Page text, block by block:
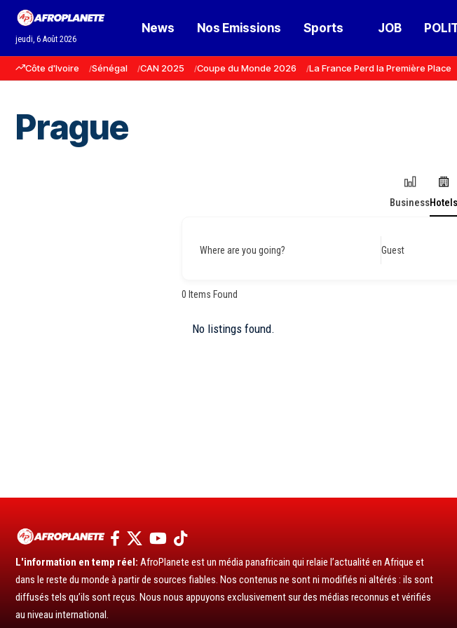
jeudi, 6 Août 2026
News Nos Emissions Sports JOB
Côte d'Ivoire Sénégal CAN 2025 Coupe du Monde 2026 La France Perd la Première Place
Prague
BusinessHotels
Where are you going? Guest
0 Items Found
No listings found.
L'information en temp réel: AfroPlanete est un média panafricain qui relaie l’actualité en Afrique et
dans le reste du monde à partir de sources fiables. Nos contenus ne sont ni modifiés ni altérés : ils sont
diffusés tels qu’ils sont reçus. Nous nous appuyons exclusivement sur des médias reconnus et vérifiés
au niveau international.